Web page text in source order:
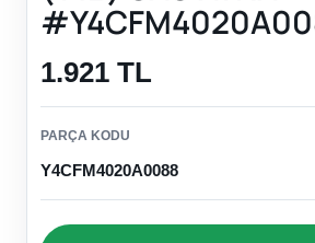
1.921 TL
PARÇA KODU
Y4CFM4020A0088